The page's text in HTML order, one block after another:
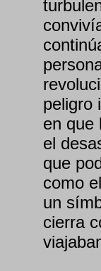
peligro
en que
el
que
como
un
cierra